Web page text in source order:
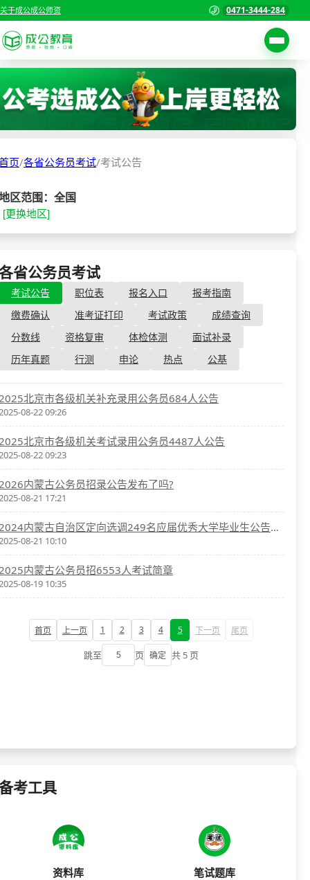
关于成公成公师资 0471-3444-284
考试公告
报考指南
缴费确认
准考证打印
成绩查询
分数线
资格复审
面试补录
历年真题
首页
国家公务员考试
各省公务员考试
教师资格/教师编制
国企/银行考试
页/各省公务员考试/考试公告
区范围：全国
[更换地区]
省公务员考试- 考试公告
考试公告 职位表 报名入口
报考指南
缴费确认
准考证打印 考试政策
成绩查询
分数线
资格复审 体检体测
面试补录
历年真题
行测 申论 热点 公基
北京市各级机关补充录用公务员684人公告
08-22 09:26
北京市各级机关考试录用公务员4487人公告
08-22 09:23
内蒙古公务员招录公告发布了吗?
08-21 17:21
2024内蒙古自治区定向选调249名应届优秀大学毕业生公告汇总
08-21 10:10
内蒙古公务员招6553人考试简章
08-19 10:35
首页 上一页 1 2 3 4 5 下一页 尾页
跳至 页 确定 共 5 页
考工具
资料库 笔试题库